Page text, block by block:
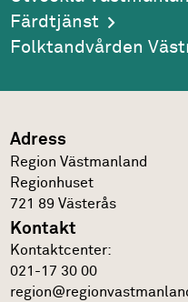
Färdtjänst
Folktandvården
Adress
Region Västmanland
Regionhuset
721 89 Västerås
Kontakt
Kontakt­center:
021-17 30 00